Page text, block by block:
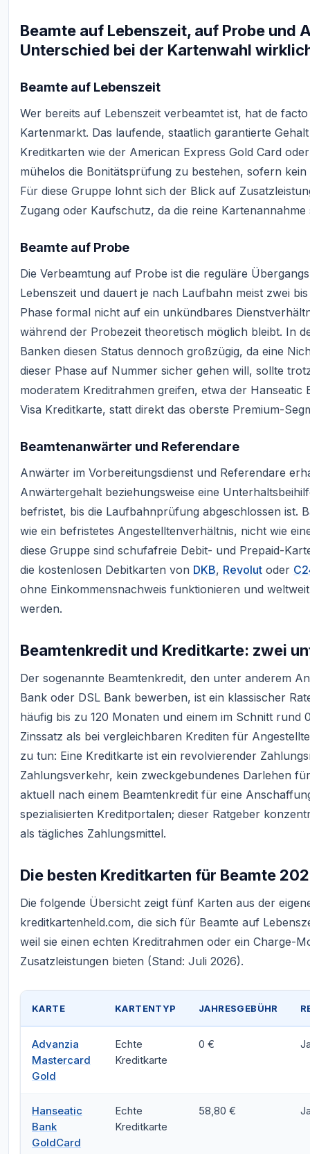
Beamte auf Lebenszeit, auf Probe und
Unterschied bei der Kartenwahl
Beamte auf Lebenszeit
Wer bereits auf Lebenszeit verbeamtet ist, hat de
Kartenmarkt. Das laufende, staatlich garantierte
Kreditkarten wie der American Express Gold Card
mühelos die Bonitätsprüfung zu bestehen, sofern
Für diese Gruppe lohnt sich der Blick auf
Zugang oder Kaufschutz, da die reine Kartenannahme
Beamte auf Probe
Die Verbeamtung auf Probe ist die reguläre
Lebenszeit und dauert je nach Laufbahn meist zwei
Phase formal nicht auf ein unkündbares
während der Probezeit theoretisch möglich bleibt. In
Banken diesen Status dennoch großzügig, da eine
dieser Phase auf Nummer sicher gehen will, sollte
moderatem Kreditrahmen greifen, etwa der Hanseatic
Visa Kreditkarte, statt direkt das oberste Premium-
Beamtenanwärter und Referendare
Anwärter im Vorbereitungsdienst und Referendare
Anwärtergehalt beziehungsweise eine
befristet, bis die Laufbahnprüfung abgeschlossen ist.
wie ein befristetes Angestelltenverhältnis, nicht wie
diese Gruppe sind schufafreie Debit- und Prepaid-
die kostenlosen Debitkarten von DKB, Revolut oder
ohne Einkommensnachweis funktionieren und
werden.
Beamtenkredit und Kreditkarte: zwei
Der sogenannte Beamtenkredit, den unter anderem
Bank oder DSL Bank bewerben, ist ein klassischer
häufig bis zu 120 Monaten und einem im Schnitt rund
Zinssatz als bei vergleichbaren Krediten für
zu tun: Eine Kreditkarte ist ein revolvierender
Zahlungsverkehr, kein zweckgebundenes Darlehen
aktuell nach einem Beamtenkredit für eine
spezialisierten Kreditportalen; dieser Ratgeber
als tägliches Zahlungsmittel.
Die besten Kreditkarten für Beamte
Die folgende Übersicht zeigt fünf Karten aus der
kreditkartenheld.com, die sich für Beamte auf
weil sie einen echten Kreditrahmen oder ein Charge-
Zusatzleistungen bieten (Stand: Juli 2026).
KARTE KARTENTYP JAHRESGEBÜHR
Advanzia
Mastercard
Gold
Echte
Kreditkarte
0 €
Hanseatic
Bank
GoldCard
Echte
Kreditkarte
58,80 €